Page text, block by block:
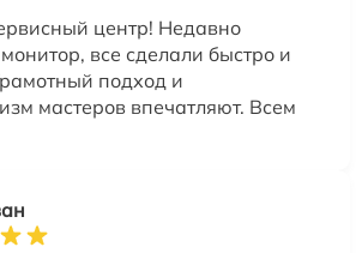
центр! Недавно
все сделали быстро и
подход и
мастеров впечатляют. Всем